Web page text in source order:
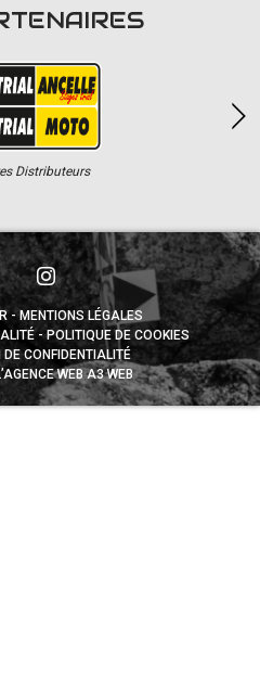
Distributeurs
MENTIONS LÉGALES
POLITIQUE DE COOKIES
CONFIDENTIALITÉ
WEB A3 WEB